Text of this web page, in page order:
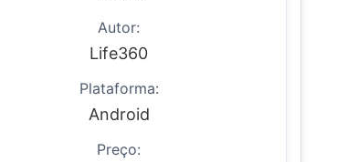
Autor:
Life360
Plataforma:
Android
Preço: